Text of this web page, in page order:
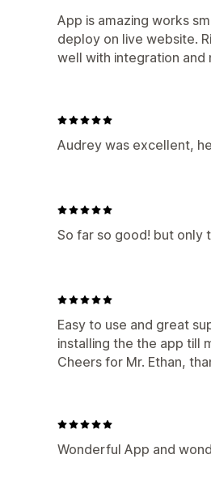
App is amazing works
deploy on live website.
well with integration and
Audrey was excellent,
So far so good! but only
Easy to use and great
installing the the app till
Cheers for Mr. Ethan,
Wonderful App and